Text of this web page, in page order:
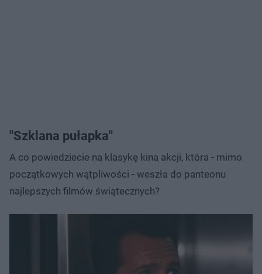
"Szklana pułapka"
A co powiedziecie na klasykę kina akcji, która - mimo
początkowych wątpliwości - weszła do panteonu
najlepszych filmów świątecznych?